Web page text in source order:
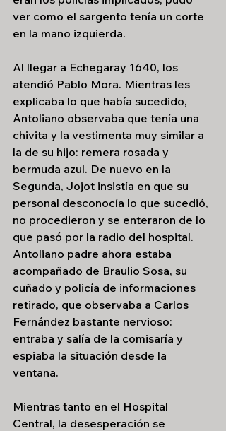
ver como el sargento tenía un corte
en la mano izquierda.
Al llegar a Echegaray 1640, los
atendió Pablo Mora. Mientras les
explicaba lo que había sucedido,
Antoliano observaba que tenía una
chivita y la vestimenta muy similar a
la de su hijo: remera rosada y
bermuda azul. De nuevo en la
Segunda, Jojot insistía en que su
personal desconocía lo que sucedió,
no procedieron y se enteraron de lo
que pasó por la radio del hospital.
Antoliano padre ahora estaba
acompañado de Braulio Sosa, su
cuñado y policía de informaciones
retirado, que observaba a Carlos
Fernández bastante nervioso:
entraba y salía de la comisaría y
espiaba la situación desde la
ventana.
Mientras tanto en el Hospital
Central, la desesperación se